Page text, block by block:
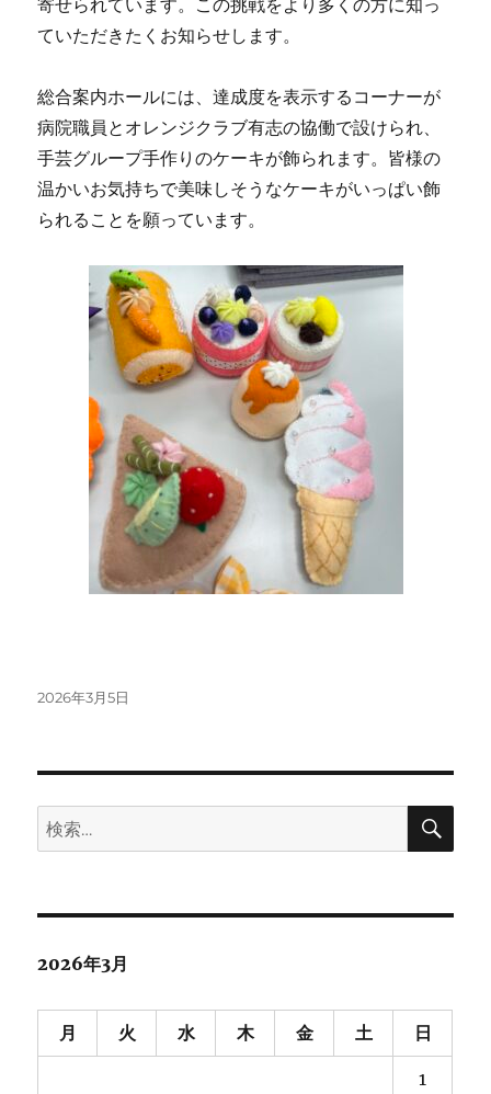
寄せられています。この挑戦をより多くの方に知っ
ていただきたくお知らせします。
総合案内ホールには、達成度を表示するコーナーが
病院職員とオレンジクラブ有志の協働で設けられ、
手芸グループ手作りのケーキが飾られます。皆様の
温かいお気持ちで美味しそうなケーキがいっぱい飾
られることを願っています。
投
2026年3月5日
検
索:
検
2026年3月
月 火 水 木 金 土 日
1